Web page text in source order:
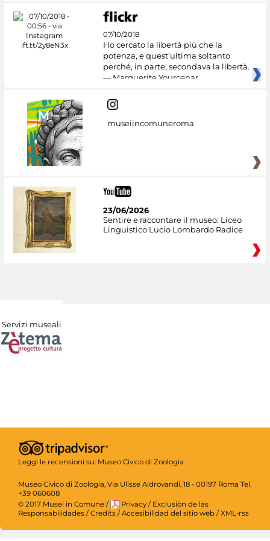
07/10/2018
Ho cercato la libertà più che la
potenza, e quest'ultima soltanto
perché, in parte, secondava la libertà.
— Marguerite Yourcenar
museiincomuneroma
23/06/2026
Sentire e raccontare il museo: Liceo
Linguistico Lucio Lombardo Radice
Servizi museali
Leggi le recensioni su: Museo Civico di Zoologia
Museo Civico di Zoologia, Via Ulisse Aldrovandi, 18 - 00197 Roma Tel.
+39 060608
© 2017 Musei in Comune / Privacy / Exclusiòn de las
Responsabilidades /Credits /Accesibilidad del sitio web /XML-rss